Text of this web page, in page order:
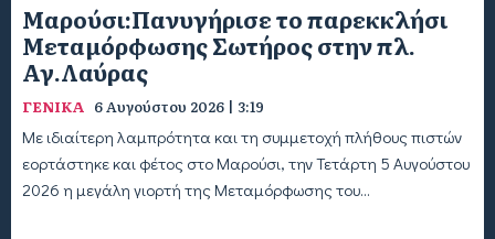
Μαρούσι:Πανυγήρισε το παρεκκλήσι
Μεταμόρφωσης Σωτήρος στην πλ.
Αγ.Λαύρας
ΓΕΝΙΚΑ 6 Αυγούστου 2026 | 3:19
Με ιδιαίτερη λαμπρότητα και τη συμμετοχή πλήθους πιστών
εορτάστηκε και φέτος στο Μαρούσι, την Τετάρτη 5 Αυγούστου
2026 η μεγάλη γιορτή της Μεταμόρφωσης του...